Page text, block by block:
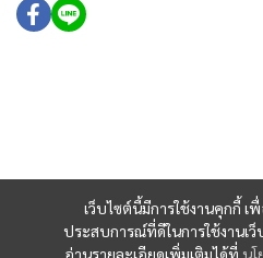
เว็บไซต์นี้มีการใช้งานคุกกี้
ประสบการณ์ที่ดีในการใช้งานเ
อ่านรายละเอียดเพิ่มเติมได้ที่ น